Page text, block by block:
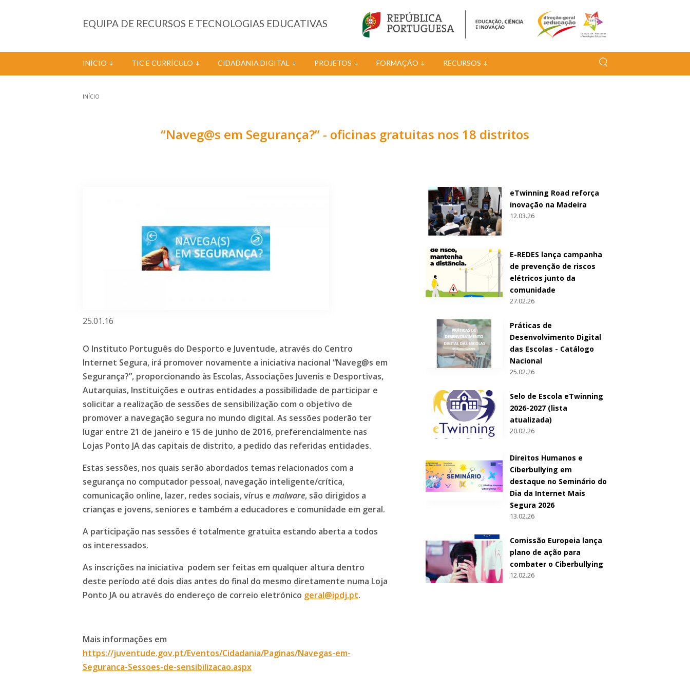
EQUIPA DE RECURSOS E TECNOLOGIAS EDUCATIVAS
INÍCIO TIC E CURRÍCULO CIDADANIA DIGITAL PROJETOS FORMAÇÃO RECURSOS
INÍCIO
“Naveg@s em Segurança?” - oficinas gratuitas nos 18 distritos
25.01.16
O Instituto Português do Desporto e Juventude, através do Centro
Internet Segura, irá promover novamente a iniciativa nacional “Naveg@s em
Segurança?”, proporcionando às Escolas, Associações Juvenis e Desportivas,
Autarquias, Instituições e outras entidades a possibilidade de participar e
solicitar a realização de sessões de sensibilização com o objetivo de
promover a navegação segura no mundo digital. As sessões poderão ter
lugar entre 21 de janeiro e 15 de junho de 2016, preferencialmente nas
Lojas Ponto JA das capitais de distrito, a pedido das referidas entidades.
Estas sessões, nos quais serão abordados temas relacionados com a
segurança no computador pessoal, navegação inteligente/crítica,
comunicação online, lazer, redes sociais, vírus e malware, são dirigidos a
crianças e jovens, seniores e também a educadores e comunidade em geral.
A participação nas sessões é totalmente gratuita estando aberta a todos
os interessados.
As inscrições na iniciativa podem ser feitas em qualquer altura dentro
deste período até dois dias antes do final do mesmo diretamente numa Loja
Ponto JA ou através do endereço de correio eletrónico geral@ipdj.pt.
Mais informações em
https://juventude.gov.pt/Eventos/Cidadania/Paginas/Navegas-em-
Seguranca-Sessoes-de-sensibilizacao.aspx
eTwinning Road reforça
inovação na Madeira
12.03.26
E-REDES lança campanha
de prevenção de riscos
elétricos junto da
comunidade
27.02.26
Práticas de
Desenvolvimento Digital
das Escolas - Catálogo
Nacional
25.02.26
Selo de Escola eTwinning
2026-2027 (lista
atualizada)
20.02.26
Direitos Humanos e
Ciberbullying em
destaque no Seminário do
Dia da Internet Mais
Segura 2026
13.02.26
Comissão Europeia lança
plano de ação para
combater o Ciberbullying
12.02.26